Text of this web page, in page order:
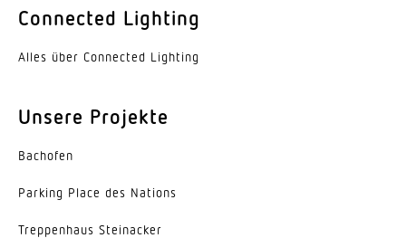
Ja, STEINEL LED-System
Lebensdauer LED (Max. °C)
50000 Std
Lichtstromrückgang nach LM80
L80B50
Connected Lighting
Alles über Connected Lighting
Unsere Projekte
Bachofen
Parking Place des Nations
Trep­penhaus Steinacker